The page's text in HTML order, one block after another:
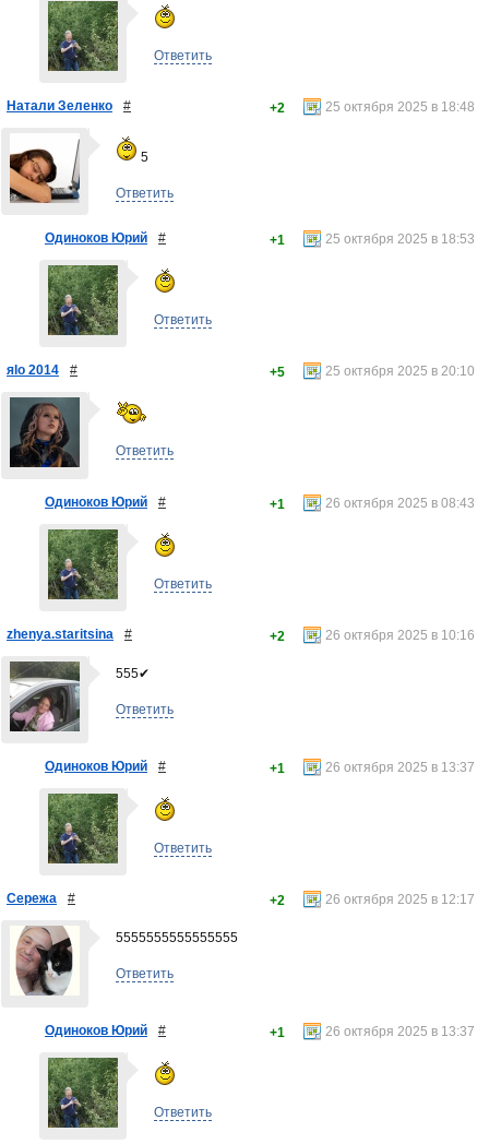
Ответить
Натали Зеленко # 25 октября 2025 в 18:48
+2
5
Ответить
Одиноков Юрий # 25 октября 2025 в 18:53
+1
Ответить
яlo 2014 # 25 октября 2025 в 20:10
+5
Ответить
Одиноков Юрий # 26 октября 2025 в 08:43
+1
Ответить
zhenya.staritsina # 26 октября 2025 в 10:16
+2
555✔
Ответить
Одиноков Юрий # 26 октября 2025 в 13:37
+1
Ответить
Сережа # 26 октября 2025 в 12:17
+2
5555555555555555
Ответить
Одиноков Юрий # 26 октября 2025 в 13:37
+1
Ответить